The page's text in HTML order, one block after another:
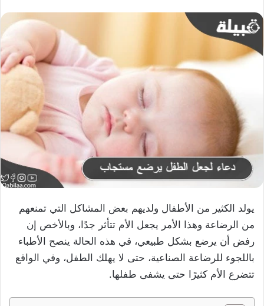
يولد الكثير من الأطفال ولديهم بعض المشاكل التي تمنعهم
من الرضاعة وهذا الأمر يجعل الأم تتأثر جدًا، وبالأخص إن
رفض أن يرضع بشكل طبيعي، في هذه الحالة ينصح الأطباء
باللجوء للرضاعة الصناعية، حتى لا يهلك الطفل، وفي الواقع
تتضرع الأم كثيرًا حتى يشفى طفلها.